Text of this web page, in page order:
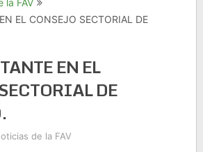
la FAV
EL CONSEJO SECTORIAL DE
EN EL
DE
de la FAV